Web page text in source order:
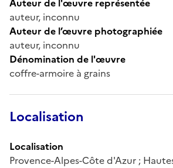
auteur, inconnu
Auteur de l’œuvre photographiée
auteur, inconnu
Dénomination de l'œuvre
coffre-armoire à grains
Localisation
Localisation
Provence-Alpes-Côte d'Azur ;